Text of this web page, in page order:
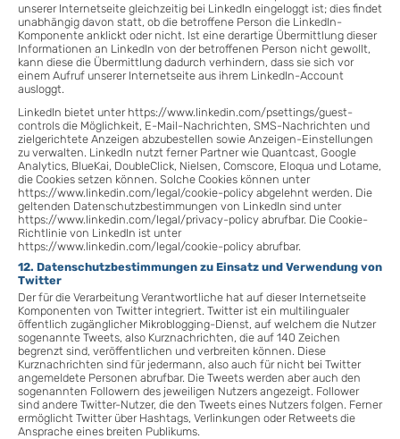
unserer Internetseite gleichzeitig bei LinkedIn eingeloggt ist; dies findet
unabhängig davon statt, ob die betroffene Person die LinkedIn-
Komponente anklickt oder nicht. Ist eine derartige Übermittlung dieser
Informationen an LinkedIn von der betroffenen Person nicht gewollt,
kann diese die Übermittlung dadurch verhindern, dass sie sich vor
einem Aufruf unserer Internetseite aus ihrem LinkedIn-Account
ausloggt.
LinkedIn bietet unter https://www.linkedin.com/psettings/guest-
controls die Möglichkeit, E-Mail-Nachrichten, SMS-Nachrichten und
zielgerichtete Anzeigen abzubestellen sowie Anzeigen-Einstellungen
zu verwalten. LinkedIn nutzt ferner Partner wie Quantcast, Google
Analytics, BlueKai, DoubleClick, Nielsen, Comscore, Eloqua und Lotame,
die Cookies setzen können. Solche Cookies können unter
https://www.linkedin.com/legal/cookie-policy abgelehnt werden. Die
geltenden Datenschutzbestimmungen von LinkedIn sind unter
https://www.linkedin.com/legal/privacy-policy abrufbar. Die Cookie-
Richtlinie von LinkedIn ist unter
https://www.linkedin.com/legal/cookie-policy abrufbar.
12. Datenschutzbestimmungen zu Einsatz und Verwendung von
Twitter
Der für die Verarbeitung Verantwortliche hat auf dieser Internetseite
Komponenten von Twitter integriert. Twitter ist ein multilingualer
öffentlich zugänglicher Mikroblogging-Dienst, auf welchem die Nutzer
sogenannte Tweets, also Kurznachrichten, die auf 140 Zeichen
begrenzt sind, veröffentlichen und verbreiten können. Diese
Kurznachrichten sind für jedermann, also auch für nicht bei Twitter
angemeldete Personen abrufbar. Die Tweets werden aber auch den
sogenannten Followern des jeweiligen Nutzers angezeigt. Follower
sind andere Twitter-Nutzer, die den Tweets eines Nutzers folgen. Ferner
ermöglicht Twitter über Hashtags, Verlinkungen oder Retweets die
Ansprache eines breiten Publikums.